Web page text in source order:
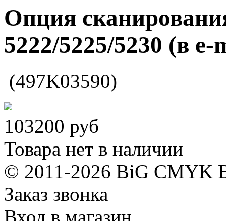
Опция
5222/5225/5230 (в
(497K03590)
103200 руб
Товара нет в наличии
© 2011-2026 BiG CMYK
Заказ звонка
Вход в магазин